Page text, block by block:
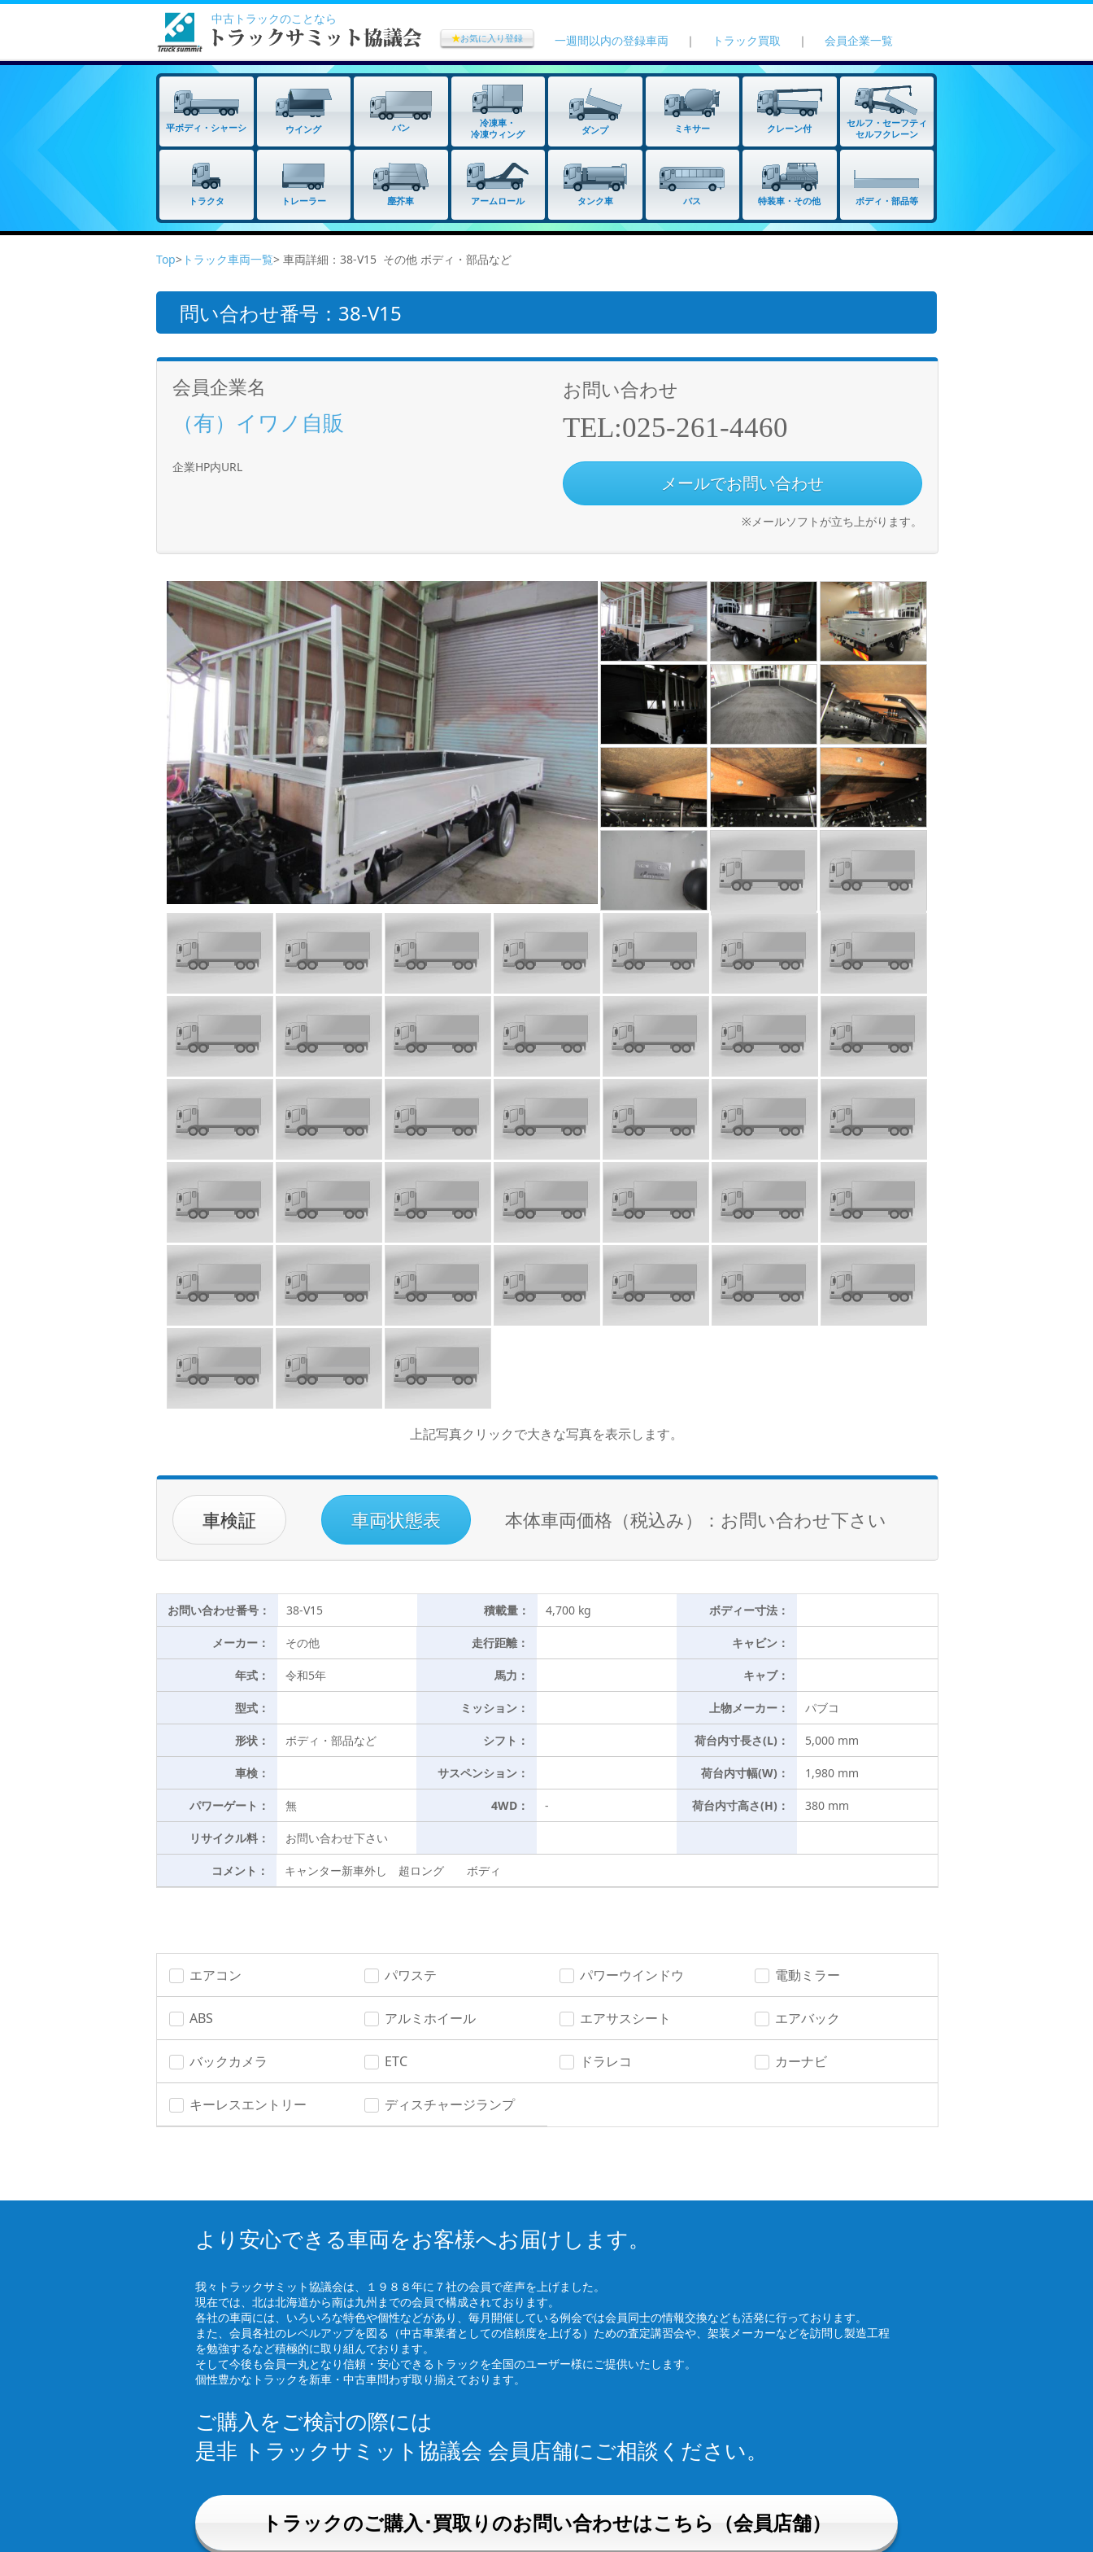
中古トラックのことなら
★お気に入り登録 一週間以内の登録車両 ｜ トラック買取 ｜ 会員企業一覧
平ボディ・シャーシ ウイング バン
冷凍車・
冷凍ウィング
ダンプ ミキサー クレーン付
セルフ・セーフティ
セルフクレーン
トラクタ トレーラー 塵芥車 アームロール タンク車 バス 特装車・その他 ボディ・部品等
Top> トラック車両一覧> 車両詳細：38-V15 その他 ボディ・部品など
問い合わせ番号：38-V15
会員企業名
（有）イワノ自販
企業HP内URL
お問い合わせ
TEL:025-261-4460
メールでお問い合わせ
※メールソフトが立ち上がります。
上記写真クリックで大きな写真を表示します。
車検証 車両状態表 本体車両価格（税込み）： お問い合わせ下さい
お問い合わせ番号： 38-V15 積載量： 4,700 kg ボディー寸法：
メーカー： その他 走行距離： キャビン：
年式： 令和5年 馬力： キャブ：
型式： ミッション： 上物メーカー： パブコ
形状： ボディ・部品など シフト： 荷台内寸長さ(L)： 5,000 mm
車検： サスペンション： 荷台内寸幅(W)： 1,980 mm
パワーゲート： 無 4WD： - 荷台内寸高さ(H)： 380 mm
リサイクル料： お問い合わせ下さい
コメント： キャンター新車外し 超ロング ボディ
エアコン パワステ パワーウインドウ 電動ミラー
ABS アルミホイール エアサスシート エアバック
バックカメラ ETC ドラレコ カーナビ
キーレスエントリー ディスチャージランプ
より安心できる車両をお客様へお届けします。
我々トラックサミット協議会は、１９８８年に７社の会員で産声を上げました。
現在では、北は北海道から南は九州までの会員で構成されております。
各社の車両には、いろいろな特色や個性などがあり、毎月開催している例会では会員同士の情報交換なども活発に行っております。
また、会員各社のレベルアップを図る（中古車業者としての信頼度を上げる）ための査定講習会や、架装メーカーなどを訪問し製造工程
を勉強するなど積極的に取り組んでおります。
そして今後も会員一丸となり信頼・安心できるトラックを全国のユーザー様にご提供いたします。
個性豊かなトラックを新車・中古車問わず取り揃えております。
ご購入をご検討の際には
是非 トラックサミット協議会 会員店舗にご相談ください。
トラックのご購入･買取りのお問い合わせはこちら（会員店舗）